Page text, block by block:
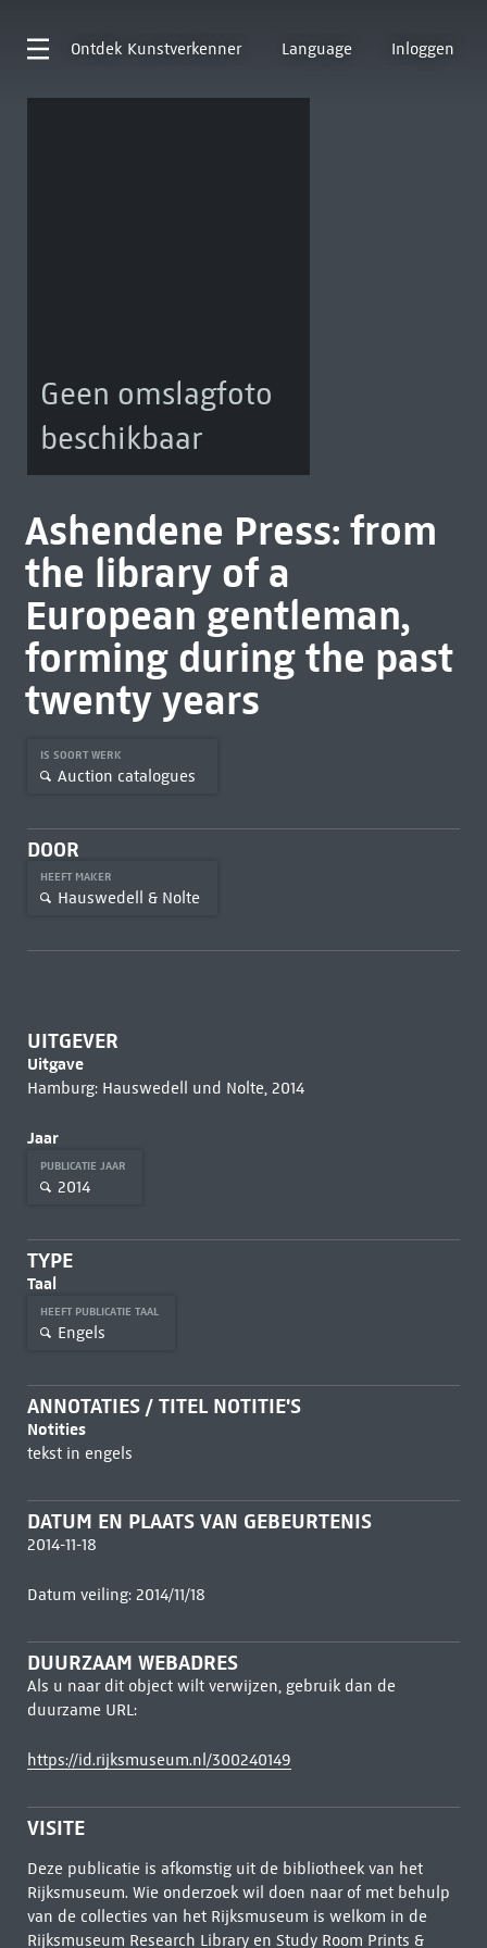
Ontdek Kunstverkenner Language Inloggen
Geen omslagfoto
beschikbaar
Ashendene Press: from
the library of a
European gentleman,
forming during the past
twenty years
IS SOORT WERK
Auction catalogues
DOOR
HEEFT MAKER
Hauswedell & Nolte
UITGEVER
Uitgave
Hamburg: Hauswedell und Nolte, 2014
Jaar
PUBLICATIE JAAR
2014
TYPE
Taal
HEEFT PUBLICATIE TAAL
Engels
ANNOTATIES / TITEL NOTITIE'S
Notities
tekst in engels
DATUM EN PLAATS VAN GEBEURTENIS
2014-11-18
Datum veiling: 2014/11/18
DUURZAAM WEBADRES
Als u naar dit object wilt verwijzen, gebruik dan de
duurzame URL:
https://id.rijksmuseum.nl/300240149
VISITE
Deze publicatie is afkomstig uit de bibliotheek van het
Rijksmuseum. Wie onderzoek wil doen naar of met behulp
van de collecties van het Rijksmuseum is welkom in de
Rijksmuseum Research Libraryen Study Room Prints &